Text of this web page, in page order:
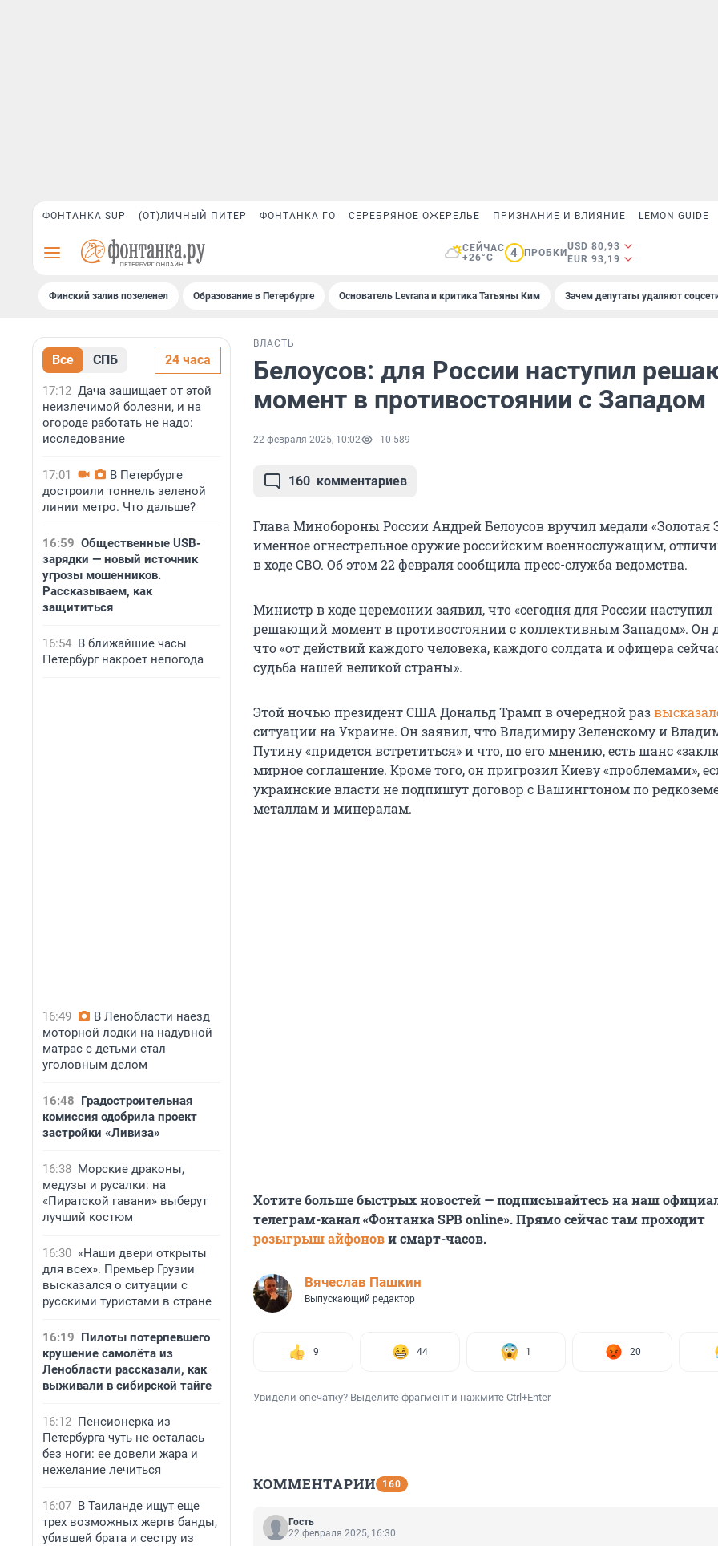
ФОНТАНКА SUP (ОТ)ЛИЧНЫЙ ПИТЕР ФОНТАНКА ГО СЕРЕБРЯНОЕ ОЖЕРЕЛЬЕ ПРИЗНАНИЕ И ВЛИЯНИЕ LEMON GUIDE
СЕЙЧАС
+26°C
4 ПРОБКИ
USD 80,93
EUR 93,19
Финский залив позеленел Образование в Петербурге Основатель Levrana и критика Татьяны Ким Зачем депутаты удаляют
Все СПБ 24 часа
17:12 Дача защищает от этой
неизлечимой болезни, и на
огороде работать не надо:
исследование
17:01
В Петербурге
достроили тоннель зеленой
линии метро. Что дальше?
16:59 Общественные USB-
зарядки — новый источник
угрозы мошенников.
Рассказываем, как
защититься
16:54 В ближайшие часы
Петербург накроет непогода
16:49
В Ленобласти наезд
моторной лодки на надувной
матрас с детьми стал
уголовным делом
16:48 Градостроительная
комиссия одобрила проект
застройки «Ливиза»
16:38 Морские драконы,
медузы и русалки: на
«Пиратской гавани» выберут
лучший костюм
16:30 «Наши двери открыты
для всех». Премьер Грузии
высказался о ситуации с
русскими туристами в стране
16:19 Пилоты потерпевшего
крушение самолёта из
Ленобласти рассказали, как
выживали в сибирской тайге
16:12 Пенсионерка из
Петербурга чуть не осталась
без ноги: ее довели жара и
нежелание лечиться
16:07 В Таиланде ищут еще
трех возможных жертв банды,
убившей брата и сестру из
ВЛАСТЬ
Белоусов: для России наступил
момент в противостоянии с Западом
22 февраля 2025, 10:02 10 589
160 комментариев
Глава Минобороны России Андрей Белоусов вручил медали «Золотая
именное огнестрельное оружие российским военнослужащим,
в ходе СВО. Об этом 22 февраля сообщила пресс-служба ведомства.
Министр в ходе церемонии заявил, что «сегодня для России наступил
решающий момент в противостоянии с коллективным Западом». Он
что «от действий каждого человека, каждого солдата и офицера
судьба нашей великой страны».
Этой ночью президент США Дональд Трамп в очередной раз
ситуации на Украине. Он заявил, что Владимиру Зеленскому и
Путину «придется встретиться» и что, по его мнению, есть шанс
мирное соглашение. Кроме того, он пригрозил Киеву «проблемами»,
украинские власти не подпишут договор с Вашингтоном по
металлам и минералам.
Хотите больше быстрых новостей — подписывайтесь на наш
телеграм-канал «Фонтанка SPB online». Прямо сейчас там проходит
розыгрыш айфонови смарт-часов.
Вячеслав Пашкин
Выпускающий редактор
9 44 1 20
Увидели опечатку? Выделите фрагмент и нажмите Ctrl+Enter
КОММЕНТАРИИ 160
Гость
22 февраля 2025, 16:30